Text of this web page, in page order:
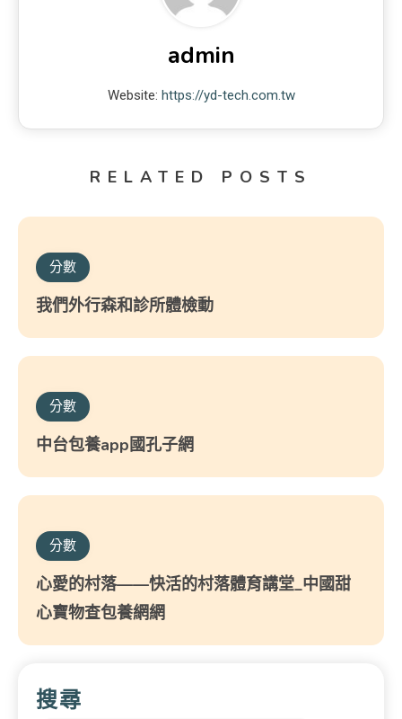
admin
Website: https://yd-tech.com.tw
RELATED POSTS
分數
我們外行森和診所體檢動
分數
中台包養app國孔子網
分數
心愛的村落——快活的村落體育講堂_中國甜
心寶物查包養網網
搜尋